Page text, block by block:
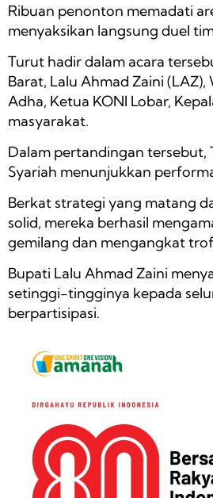
Ribuan penonton memadati
menyaksikan langsung duel
Turut hadir dalam acara
Barat, Lalu Ahmad Zaini
Adha, Ketua KONI Lobar,
masyarakat.
Dalam pertandingan tersebut,
Syariah menunjukkan
Berkat strategi yang matang
solid, mereka berhasil
gemilang dan mengangkat
Bupati Lalu Ahmad Zaini
setinggi-tingginya kepada
berpartisipasi.